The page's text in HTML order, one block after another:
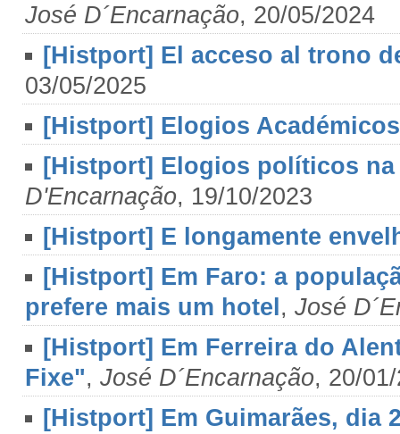
José D´Encarnação, 20/05/2024
[Histport] El acceso al trono
03/05/2025
[Histport] Elogios
[Histport] Elogios políticos na
D'Encarnação, 19/10/2023
[Histport] E longamente
[Histport] Em Faro: a
prefere mais um hotel , José
[Histport] Em Ferreira do
Fixe", José D´Encarnação, 20/
[Histport] Em Guimarães, dia